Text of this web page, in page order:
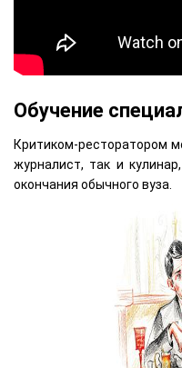
Обучение
Критиком-ресторатором
журналист, так и
окончания обычного вуза.